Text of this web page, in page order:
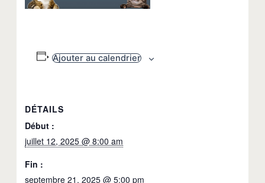
Ajouter au calendrier
DÉTAILS
Début :
juillet 12, 2025 @ 8:00 am
Fin :
septembre 21, 2025 @ 5:00 pm